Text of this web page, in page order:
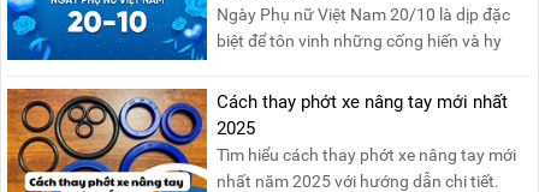
Ngày Phụ nữ Việt Nam 20/10 là dịp đặc
biệt để tôn vinh những cống hiến và hy
Khởi nguồn từ sự ra đời của Hội Phụ nữ
phản đế Việt Nam vào năm 1930, ngày
này không chỉ ghi nhận vai trò quan trọng
của phụ nữ ...
Cách thay phớt xe nâng tay mới nhất
2025
Tìm hiểu cách thay phớt xe nâng tay mới
nhất năm 2025 với hướng dẫn chi tiết.